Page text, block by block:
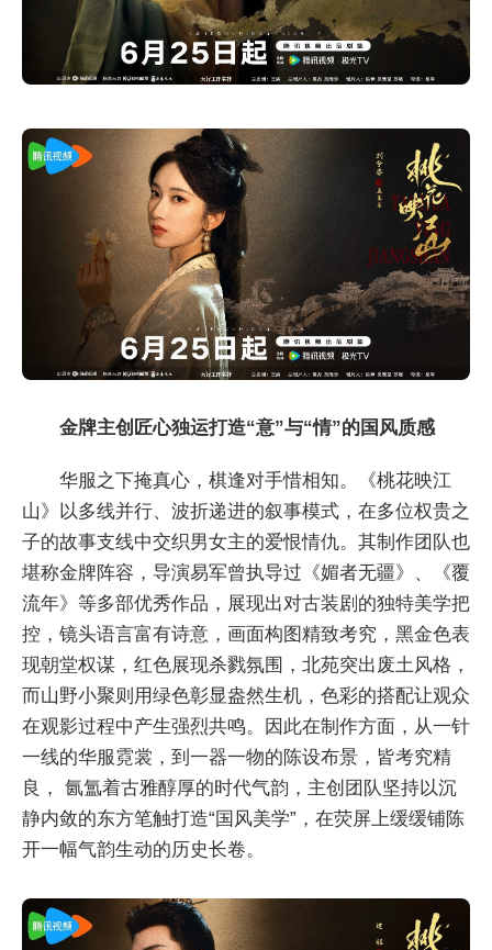
金牌主创匠心独运打造“意”与“情”的国风质感
华服之下掩真心，棋逢对手惜相知。《桃花映江
山》以多线并行、波折递进的叙事模式，在多位权贵之
子的故事支线中交织男女主的爱恨情仇。其制作团队也
堪称金牌阵容，导演易军曾执导过《媚者无疆》、《覆
流年》等多部优秀作品，展现出对古装剧的独特美学把
控，镜头语言富有诗意，画面构图精致考究，黑金色表
现朝堂权谋，红色展现杀戮氛围，北苑突出废土风格，
而山野小聚则用绿色彰显盎然生机，色彩的搭配让观众
在观影过程中产生强烈共鸣。因此在制作方面，从一针
一线的华服霓裳，到一器一物的陈设布景，皆考究精
良， 氤氲着古雅醇厚的时代气韵，主创团队坚持以沉
静内敛的东方笔触打造“国风美学”，在荧屏上缓缓铺陈
开一幅气韵生动的历史长卷。